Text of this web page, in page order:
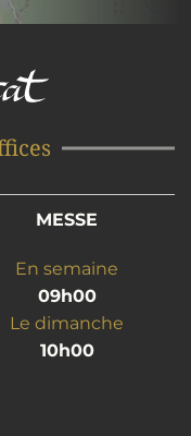
MESSE
En semaine
09h00
Le dimanche
10h00